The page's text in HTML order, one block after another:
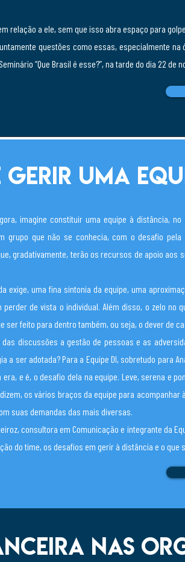
relação a ele, sem que isso abra espaço para
questões como essas, especialmente
“Que Brasil é esse?”, na tarde do dia 22 de
gerir uma
imagine constituir uma equipe à distância,
grupo que não se conhecia, com o desafio
gradativamente, terão os recursos de apoio aos
exige, uma fina sintonia da equipe, uma
de vista o individual. Além disso, o zelo no
ser feito para dentro também, ou seja, o dever de
discussões a gestão de pessoas e as
a ser adotada? Para a Equipe DI, sobretudo para
e é, o desafio dela na equipe. Leve, serena e
os vários braços da equipe para
suas demandas das mais diversas.
consultora em Comunicação e integrante da
do time, os desafios em gerir à distância e o que
nas